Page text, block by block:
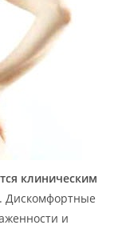
клиническим
. Дискомфортные
и